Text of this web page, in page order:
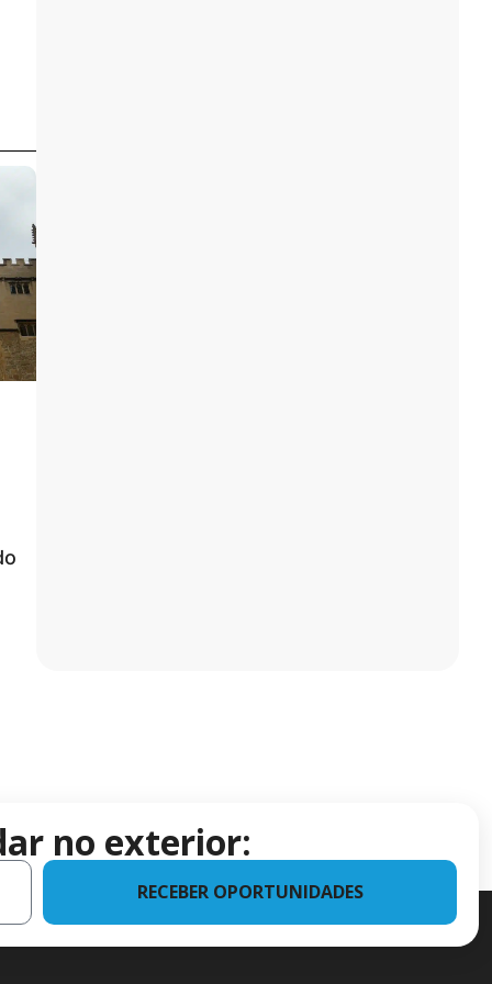
no exterior:
RECEBER OPORTUNIDADES